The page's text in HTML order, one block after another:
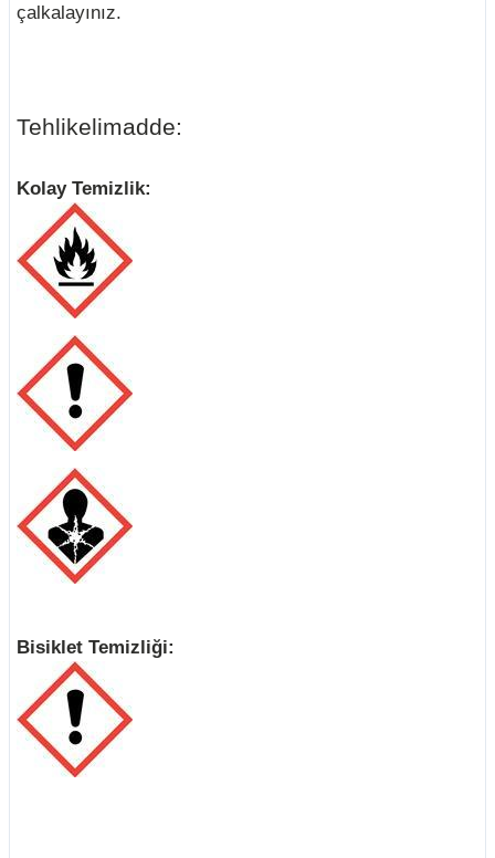
çalkalayınız.
Tehlikelimadde:
Kolay Temizlik:
Bisiklet Temizliği: